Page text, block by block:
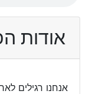
אודות
אנחנו רגילים